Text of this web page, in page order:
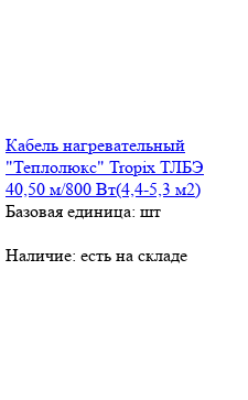
Кабель нагревательный
"Теплолюкс" Tropix ТЛБЭ
40,50 м/800 Вт(4,4-5,3 м2)
Базовая единица: шт
Наличие: есть на складе